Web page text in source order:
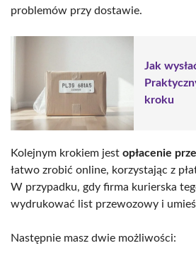
problemów przy dostawie.
Jak
kroku
Kolejnym krokiem jest opłacenie
łatwo zrobić online, korzystając z
W przypadku, gdy firma kurierska
wydrukować list przewozowy i
Następnie masz dwie możliwości: